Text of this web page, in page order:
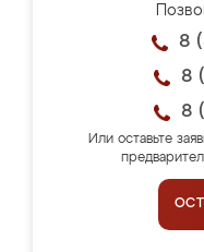
8
8
8
Или оставьте